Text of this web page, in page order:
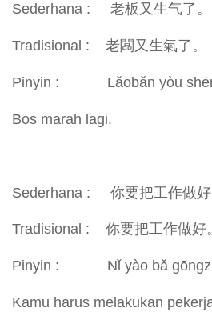
Sederhana : 老板又生气了。
Tradisional : 老闆又生氣了。
Pinyin : Lǎobǎn yòu
Bos marah lagi.
Sederhana : 你要把工作做好
Tradisional : 你要把工作做好。
Pinyin : Nǐ yào bǎ
Kamu harus melakukan